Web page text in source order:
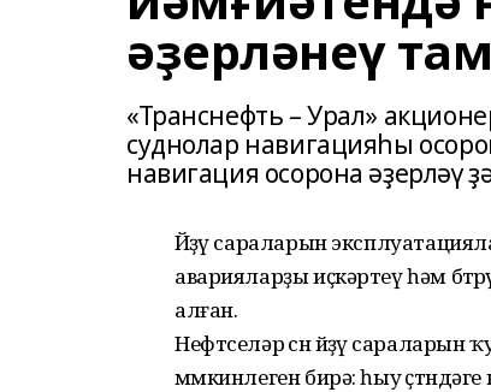
әҙерләнеү
«Транснефть – Урал»
суднолар навигацияһы
навигация осорона әҙерләү
Йөҙөү сараларын
аварияларҙы иҫкәртеү һәм
алған.
Нефтселәр өсөн йөҙөү
мөмкинлеген бирә: һыу